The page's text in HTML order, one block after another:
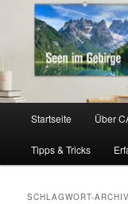
primären
springen
sekundären
springen
share creativity
Startseite Über
Tipps & Tricks
SCHLAGWORT-